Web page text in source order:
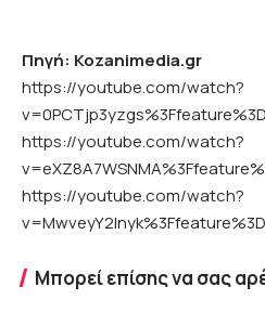
Πηγή: Kozanimedia.gr
https://youtube.com/watch?
https://youtube.com/watch?
https://youtube.com/watch?
Μπορεί επίσης να σας